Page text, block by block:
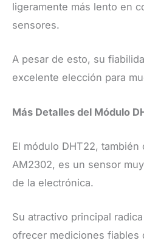
ligeramente más lento en
sensores.
A pesar de esto, su
excelente elección para
Más Detalles del Módulo
El módulo DHT22, también
AM2302, es un sensor
de la electrónica.
Su atractivo principal
ofrecer mediciones fiables